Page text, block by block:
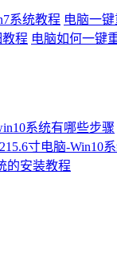
系统教程 电脑一
程 电脑如何一键
系统有哪些步骤
寸电脑-Win10
的安装教程